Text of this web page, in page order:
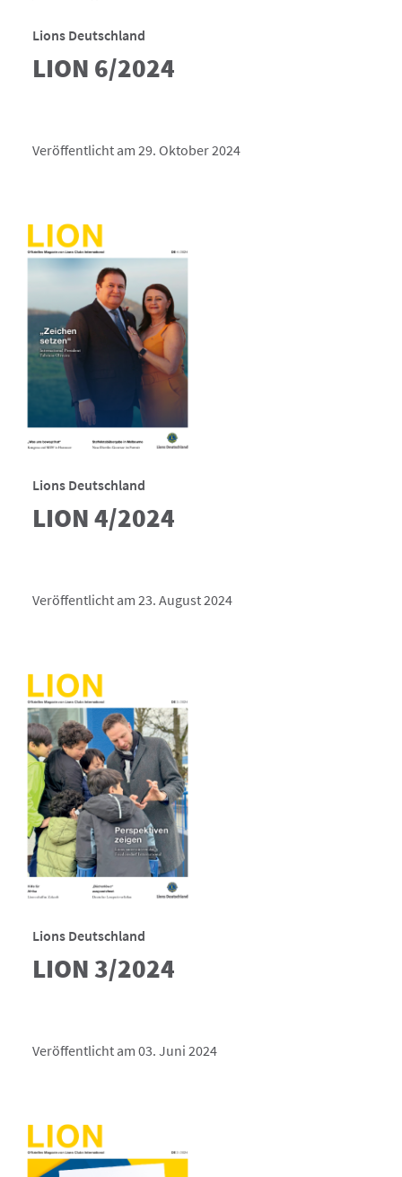
Lions Deutschland
LION 6/2024
Veröffentlicht am 29. Oktober 2024
Lions Deutschland
LION 4/2024
Veröffentlicht am 23. August 2024
Lions Deutschland
LION 3/2024
Veröffentlicht am 03. Juni 2024